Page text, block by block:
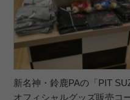
新名神・鈴鹿PAの「PIT
オフィシャルグッズ販売コ